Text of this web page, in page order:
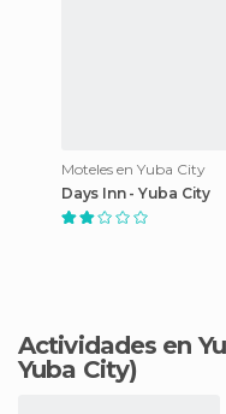
Moteles en Yuba City
Days Inn - Yuba City
Actividades en
Yuba City)